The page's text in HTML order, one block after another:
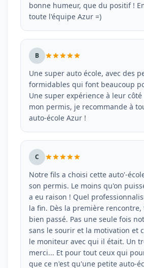
bonne humeur, que du positif !
toute l'équipe Azur =)
B
Une super auto école, avec des
formidables qui font beaucoup
Une super expérience à leur
mon permis, je recommande à
auto-école Azur !
C
Notre fils a choisi cette auto'-
son permis. Le moins qu'on
a eu raison ! Quel
la fin. Dès la première
bien passé. Pas une seule fois
sans le sourir et la motivation et
le moniteur avec qui il était. Un
merci... Et pour tout ceux qui
que ce n'est qu'une petite auto-